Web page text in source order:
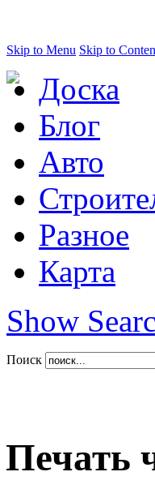
Skip to Menu Skip to
Доска
Блог
Авто
Разное
Карта
Show
Поиск
Печать